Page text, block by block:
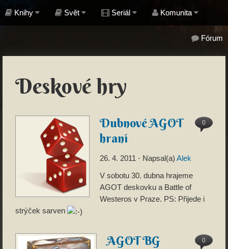
Knihy Svět Seriál Komunita
Fórum
Deskové hry
0
Dubnové AGOT
hraní
26. 4. 2011 ⋅ Napsal(a) Alek
V sobotu 30. dubna hrajeme
AGOT deskovku a Battle of
Westeros v Praze. PS: Přijede i
strýček sarven
0
AGOT BG